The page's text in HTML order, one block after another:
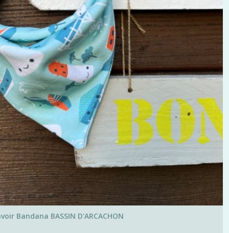
Bandana BASSIN D'ARCACHON